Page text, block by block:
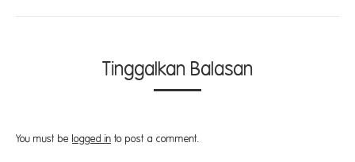
Tinggalkan Balasan
You must be logged in to post a comment.